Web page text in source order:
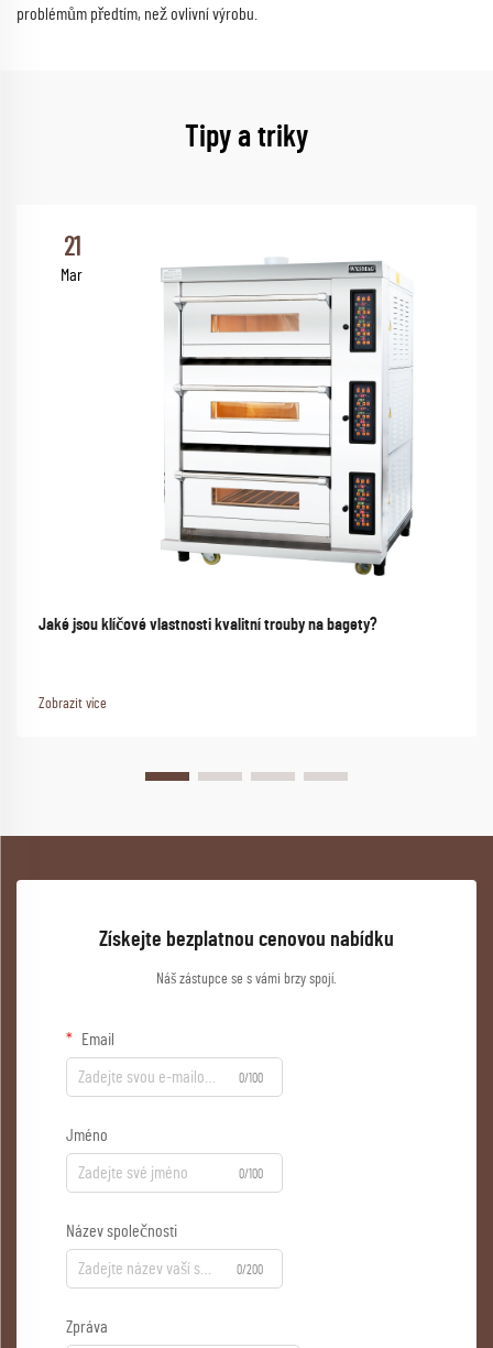
problémům předtím, než ovlivní výrobu.
Tipy a triky
21
Mar
Jaké jsou klíčové vlastnosti kvalitní trouby na bagety?
Zobrazit více
Získejte bezplatnou cenovou nabídku
Náš zástupce se s vámi brzy spojí.
Email
0/100
Jméno
0/100
Název společnosti
0/200
Zpráva